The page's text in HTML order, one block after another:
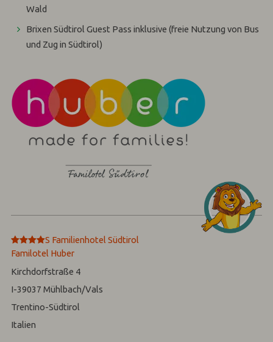
Wald
Brixen Südtirol Guest Pass inklusive (freie Nutzung von Bus
und Zug in Südtirol)
****
S Familienhotel Südtirol
Familotel Huber
Kirchdorfstraße 4
I-39037 Mühlbach/Vals
Trentino-Südtirol
Italien